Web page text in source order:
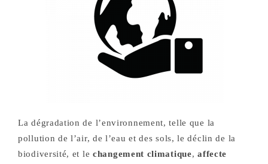
La dégradation de l’environnement, telle que la
pollution de l’air, de l’eau et des sols, le déclin de la
biodiversité, et le changement climatique,affecte